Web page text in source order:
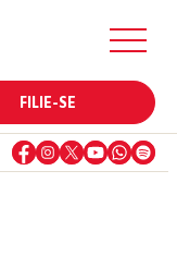
FILIE-SE